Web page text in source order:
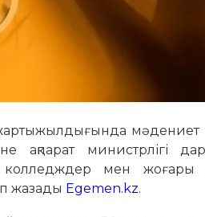
мәдениет
ақпарат министрлігі
колледждер мен жоғары
жазады Egemen.kz.